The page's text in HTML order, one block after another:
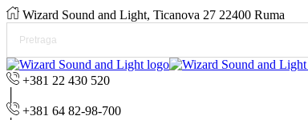
Wizard Sound and Light, Ticanova 27 22400 Ruma
+381 22 430 520
+381 64 82-98-700